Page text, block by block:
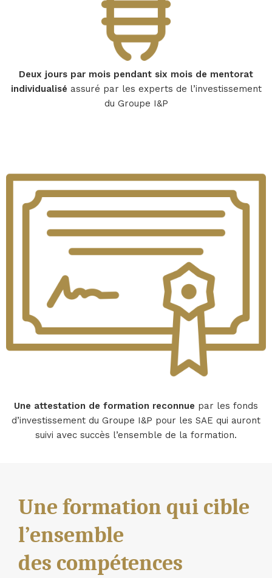
Deux jours par mois pendant six mois de mentorat
individualisé assuré par les experts de l’investissement
du Groupe I&P
Une attestation de formation reconnue par les fonds
d’investissement du Groupe I&P pour les SAE qui auront
suivi avec succès l’ensemble de la formation.
Une formation qui cible
l’ensemble
des compétences